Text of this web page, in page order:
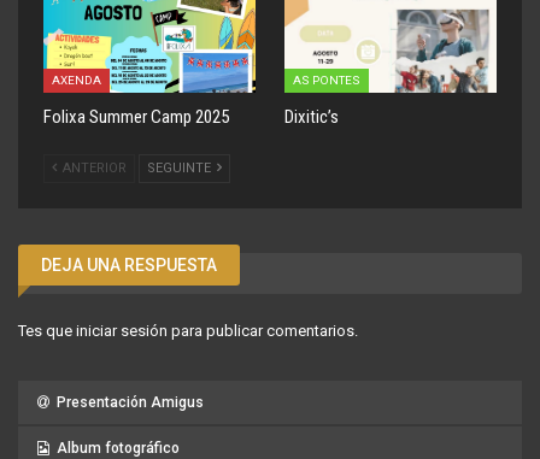
AXENDA
Folixa Summer Camp 2025
AS PONTES
Dixitic’s
ANTERIOR SEGUINTE
DEJA UNA RESPUESTA
Tes que iniciar sesión para publicar comentarios.
Presentación Amigus
Album fotográfico